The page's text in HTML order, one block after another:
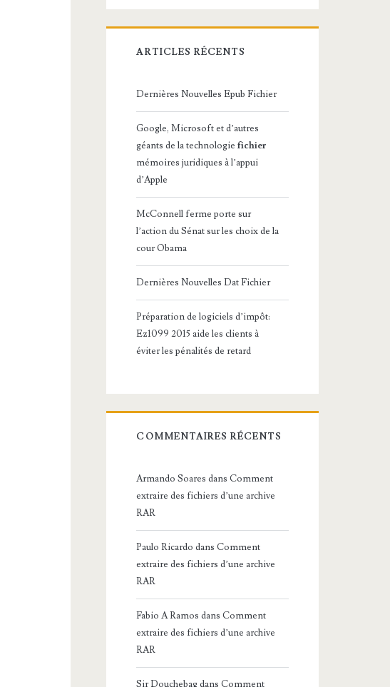
ARTICLES RÉCENTS
Dernières Nouvelles Epub Fichier
Google, Microsoft et d’autres
géants de la technologiefichier
mémoires juridiques à l’appui
d’Apple
McConnell ferme porte sur
l’action du Sénat sur les choix de la
cour Obama
Dernières Nouvelles Dat Fichier
Préparation de logiciels d’impôt:
Ez1099 2015 aide les clients à
éviter les pénalités de retard
COMMENTAIRES RÉCENTS
Armando Soares dansComment
extraire des fichiers d’une archive
RAR
Paulo Ricardo dansComment
extraire des fichiers d’une archive
RAR
Fabio A Ramos dansComment
extraire des fichiers d’une archive
RAR
Sir DouchebagdansComment